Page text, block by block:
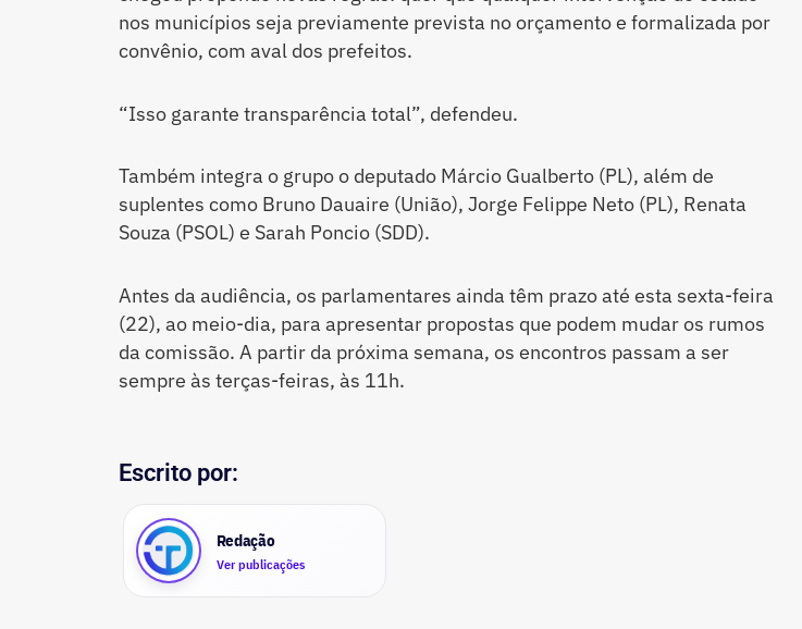
nos municípios seja previamente prevista no orçamento e formalizada por
convênio, com aval dos prefeitos.
“Isso garante transparência total”, defendeu.
Também integra o grupo o deputado Márcio Gualberto (PL), além de
suplentes como Bruno Dauaire (União), Jorge Felippe Neto (PL), Renata
Souza (PSOL) e Sarah Poncio (SDD).
Antes da audiência, os parlamentares ainda têm prazo até esta sexta-feira
(22), ao meio-dia, para apresentar propostas que podem mudar os rumos
da comissão. A partir da próxima semana, os encontros passam a ser
sempre às terças-feiras, às 11h.
Escrito por:
Redação
Ver publicações